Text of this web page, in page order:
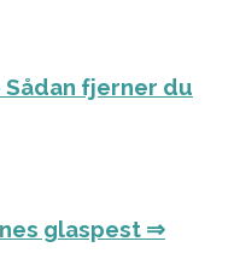
fjerner du
glaspest ⇒